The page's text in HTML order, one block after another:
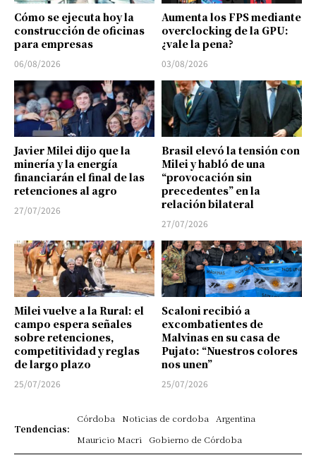
Cómo se ejecuta hoy la
construcción de oficinas
para empresas
06/08/2026
Aumenta los FPS mediante
overclocking de la GPU:
¿vale la pena?
03/08/2026
Javier Milei dijo que la
minería y la energía
financiarán el final de las
retenciones al agro
27/07/2026
Brasil elevó la tensión con
Milei y habló de una
“provocación sin
precedentes” en la
relación bilateral
27/07/2026
Milei vuelve a la Rural: el
campo espera señales
sobre retenciones,
competitividad y reglas
de largo plazo
25/07/2026
Scaloni recibió a
excombatientes de
Malvinas en su casa de
Pujato: “Nuestros colores
nos unen”
25/07/2026
Tendencias:
Córdoba Noticias de cordoba
Argentina
Mauricio Macri
Gobierno de Córdoba